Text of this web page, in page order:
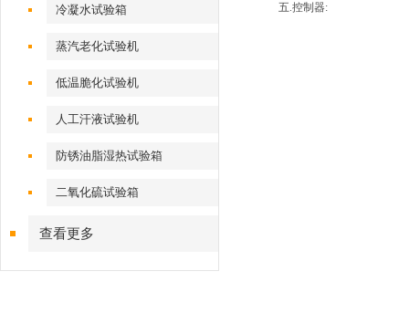
冷凝水试验箱
蒸汽老化试验机
低温脆化试验机
人工汗液试验机
防锈油脂湿热试验箱
二氧化硫试验箱
查看更多
五.控制器: